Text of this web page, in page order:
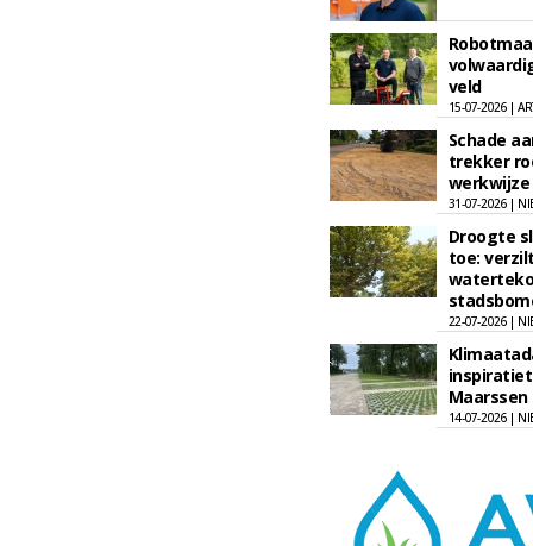
veld
15-07-2026 |
Schade
trekker
31-07-2026 |
Droogte
toe:
22-07-2026 |
Maarssen
14-07-2026 |